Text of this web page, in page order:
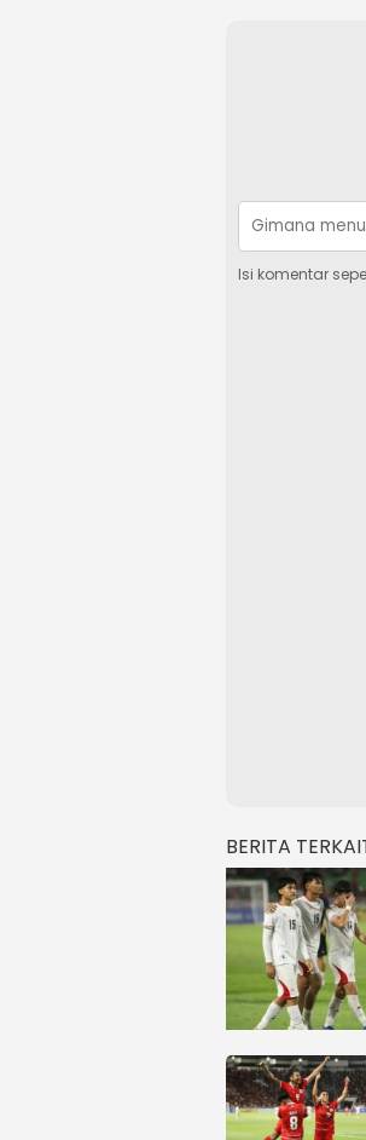
Isi komentar
BERITA